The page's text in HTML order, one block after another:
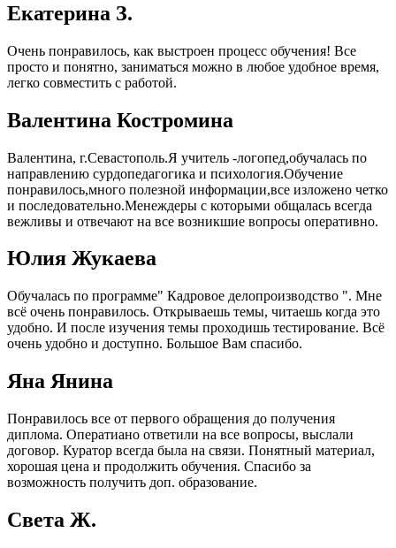
Екатерина З.
Очень понравилось, как выстроен процесс обучения! Все
просто и понятно, заниматься можно в любое удобное время,
легко совместить с работой.
Валентина Костромина
Валентина, г.Севастополь.Я учитель -логопед,обучалась по
направлению сурдопедагогика и психология.Обучение
понравилось,много полезной информации,все изложено четко
и последовательно.Менеждеры с которыми общалась всегда
вежливы и отвечают на все возникшие вопросы оперативно.
Юлия Жукаева
Обучалась по программе" Кадровое делопроизводство ". Мне
всё очень понравилось. Открываешь темы, читаешь когда это
удобно. И после изучения темы проходишь тестирование. Всё
очень удобно и доступно. Большое Вам спасибо.
Яна Янина
Понравилось все от первого обращения до получения
диплома. Оператиано ответили на все вопросы, выслали
договор. Куратор всегда была на связи. Понятный материал,
хорошая цена и продолжить обучения. Спасибо за
возможность получить доп. образование.
Света Ж.